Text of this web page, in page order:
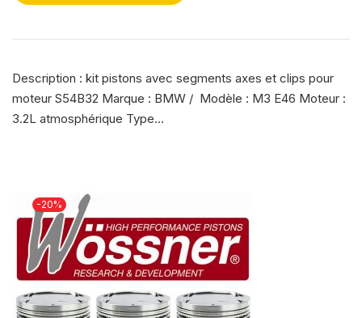
Description : kit pistons avec segments axes et clips pour
moteur S54B32 Marque : BMW / Modèle : M3 E46 Moteur :
3.2L atmosphérique Type…
-20%